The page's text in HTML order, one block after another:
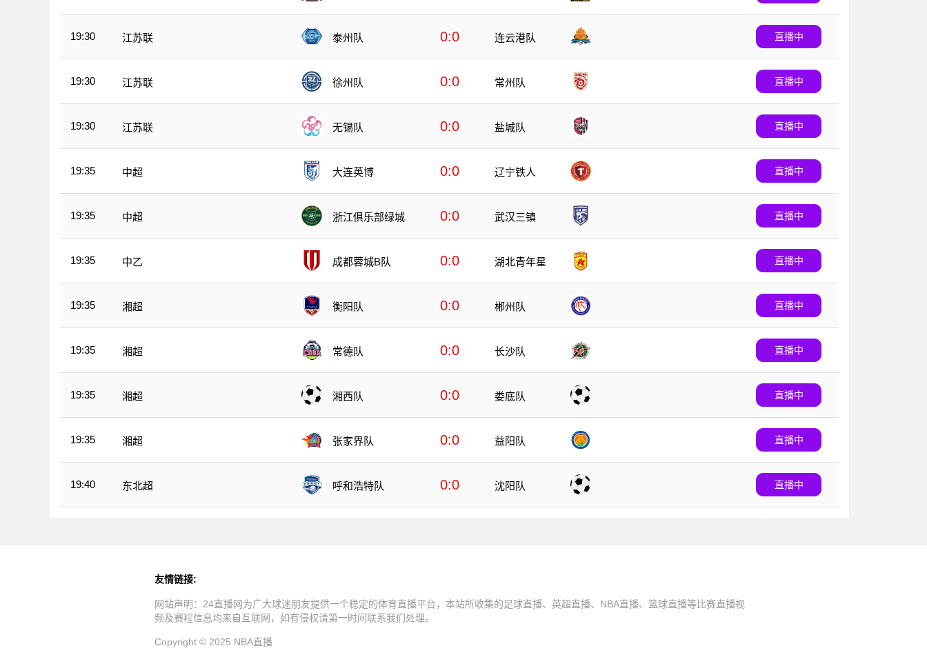
19:30 江苏联 泰州队 0:0 连云港队 直播中
19:30 江苏联 徐州队 0:0 常州队 直播中
19:30 江苏联 无锡队 0:0 盐城队 直播中
19:35 中超 大连英博 0:0 辽宁铁人 直播中
19:35 中超 浙江俱乐部绿城 0:0 武汉三镇 直播中
19:35 中乙 成都蓉城B队 0:0 湖北青年星 直播中
19:35 湘超 衡阳队 0:0 郴州队 直播中
19:35 湘超 常德队 0:0 长沙队 直播中
19:35 湘超 湘西队 0:0 娄底队 直播中
19:35 湘超 张家界队 0:0 益阳队 直播中
19:40 东北超 呼和浩特队 0:0 沈阳队 直播中
友情链接:
网站声明：24直播网为广大球迷朋友提供一个稳定的体育直播平台，本站所收集的足球直播、英超直播、NBA直播、篮球直播等比赛直播视
频及赛程信息均来自互联网，如有侵权请第一时间联系我们处理。
Copyright © 2025 NBA直播